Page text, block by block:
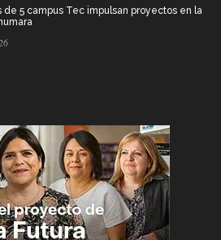
de 5 campus Tec impulsan proyectos en la